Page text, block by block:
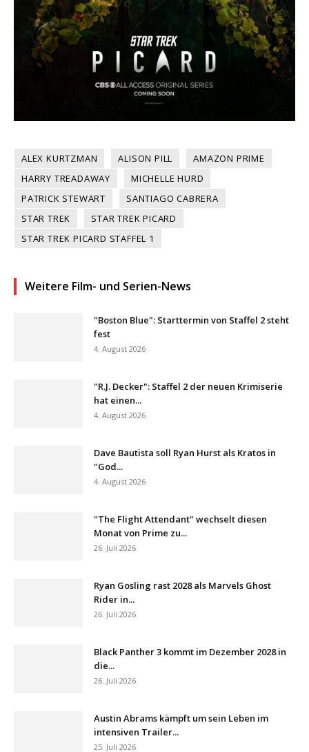
ALEX KURTZMAN ALISON PILL
AMAZON PRIME
HARRY TREADAWAY
MICHELLE HURD
PATRICK STEWART
SANTIAGO CABRERA
STAR TREK
STAR TREK PICARD
STAR TREK PICARD STAFFEL 1
Weitere Film- und Serien-News
"Boston Blue": Starttermin von Staffel 2 steht
fest
4. August 2026
"R.J. Decker": Staffel 2 der neuen Krimiserie
hat einen...
4. August 2026
Dave Bautista soll Ryan Hurst als Kratos in
"God...
4. August 2026
"The Flight Attendant" wechselt diesen
Monat von Prime zu...
26. Juli 2026
Ryan Gosling rast 2028 als Marvels Ghost
Rider in...
26. Juli 2026
Black Panther 3 kommt im Dezember 2028 in
die...
26. Juli 2026
Austin Abrams kämpft um sein Leben im
intensiven Trailer...
25. Juli 2026